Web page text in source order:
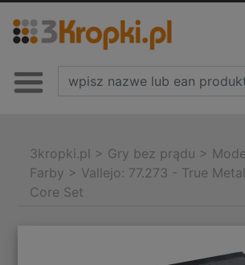
3kropki.pl > Gry bez prądu >
Farby > Vallejo: 77.273 - True
Core Set